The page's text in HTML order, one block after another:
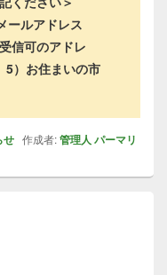
ルアドレス
信可のアドレ
）お住まいの市
せ 作成者:管理人 パーマリ